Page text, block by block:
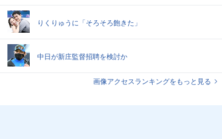
りくりゅうに「そろそろ飽きた」
中日が新庄監督招聘を検討か
画像アクセスランキングをもっと見る